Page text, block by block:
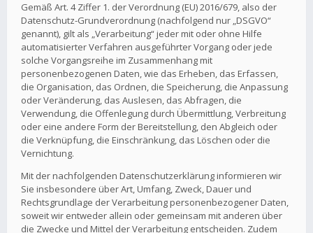
Gemäß Art. 4 Ziffer 1. der Verordnung (EU) 2016/679, also der
Datenschutz-Grundverordnung (nachfolgend nur „DSGVO“
genannt), gilt als „Verarbeitung“ jeder mit oder ohne Hilfe
automatisierter Verfahren ausgeführter Vorgang oder jede
solche Vorgangsreihe im Zusammenhang mit
personenbezogenen Daten, wie das Erheben, das Erfassen,
die Organisation, das Ordnen, die Speicherung, die Anpassung
oder Veränderung, das Auslesen, das Abfragen, die
Verwendung, die Offenlegung durch Übermittlung, Verbreitung
oder eine andere Form der Bereitstellung, den Abgleich oder
die Verknüpfung, die Einschränkung, das Löschen oder die
Vernichtung.
Mit der nachfolgenden Datenschutzerklärung informieren wir
Sie insbesondere über Art, Umfang, Zweck, Dauer und
Rechtsgrundlage der Verarbeitung personenbezogener Daten,
soweit wir entweder allein oder gemeinsam mit anderen über
die Zwecke und Mittel der Verarbeitung entscheiden. Zudem